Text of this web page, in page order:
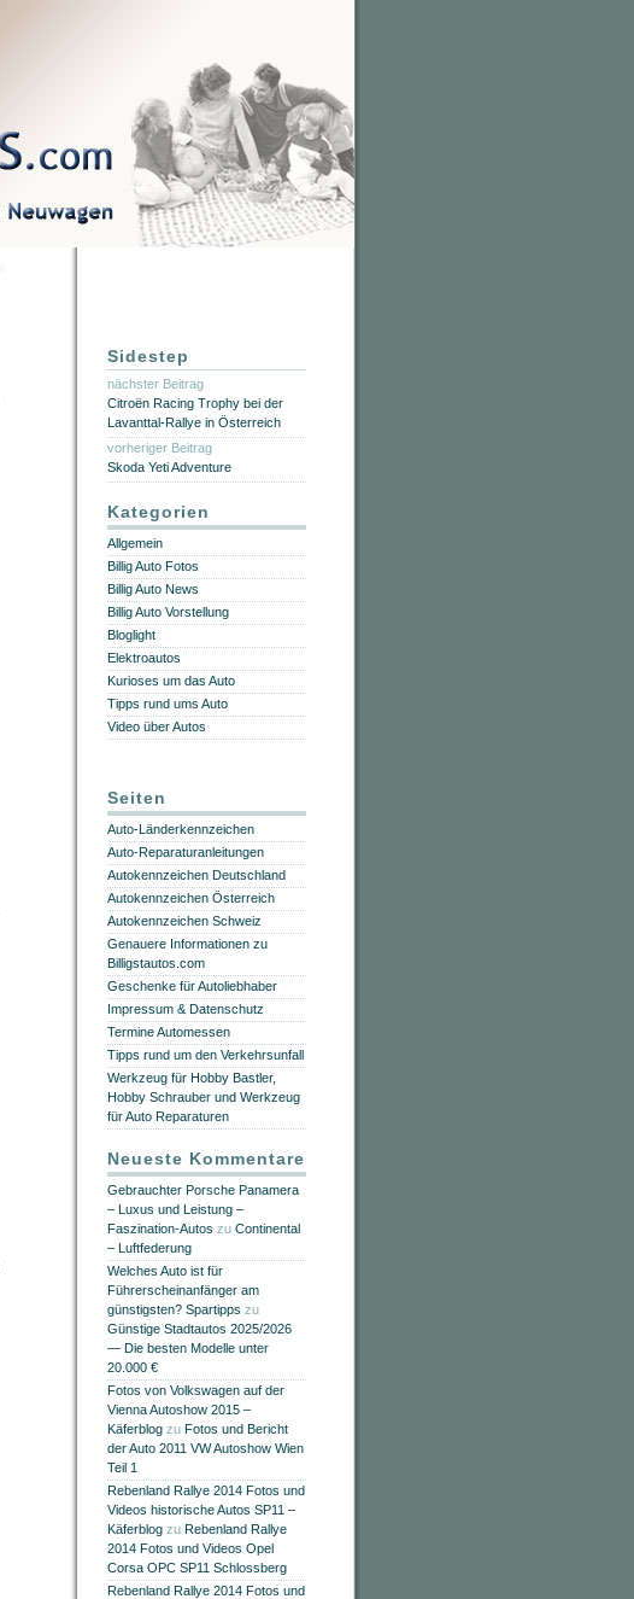
Sidestep
nächster Beitrag
Citroën Racing Trophy bei der
Lavanttal-Rallye in Österreich
vorheriger Beitrag
Skoda Yeti Adventure
Kategorien
Allgemein
Billig Auto Fotos
Billig Auto News
Billig Auto Vorstellung
Bloglight
Elektroautos
Kurioses um das Auto
Tipps rund ums Auto
Video über Autos
Seiten
Auto-Länderkennzeichen
Auto-Reparaturanleitungen
Autokennzeichen Deutschland
Autokennzeichen Österreich
Autokennzeichen Schweiz
Genauere Informationen zu
Billigstautos.com
Geschenke für Autoliebhaber
Impressum & Datenschutz
Termine Automessen
Tipps rund um den Verkehrsunfall
Werkzeug für Hobby Bastler,
Hobby Schrauber und Werkzeug
für Auto Reparaturen
Neueste Kommentare
Gebrauchter Porsche Panamera
– Luxus und Leistung –
Faszination-Autos zu Continental
– Luftfederung
Welches Auto ist für
Führerscheinanfänger am
günstigsten? Spartipps zu
Günstige Stadtautos 2025/2026
— Die besten Modelle unter
20.000 €
Fotos von Volkswagen auf der
Vienna Autoshow 2015 –
Käferblog zu Fotos und Bericht
der Auto 2011 VW Autoshow Wien
Teil 1
Rebenland Rallye 2014 Fotos und
Videos historische Autos SP11 –
Käferblog zu Rebenland Rallye
2014 Fotos und Videos Opel
Corsa OPC SP11 Schlossberg
Rebenland Rallye 2014 Fotos und